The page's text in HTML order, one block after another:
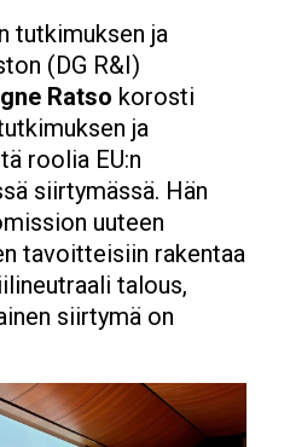
tutkimuksen ja
(DG R&I)
Ratso korosti
ja
roolia EU:n
siirtymässä. Hän
uuteen
tavoitteisiin rakentaa
talous,
siirtymä on